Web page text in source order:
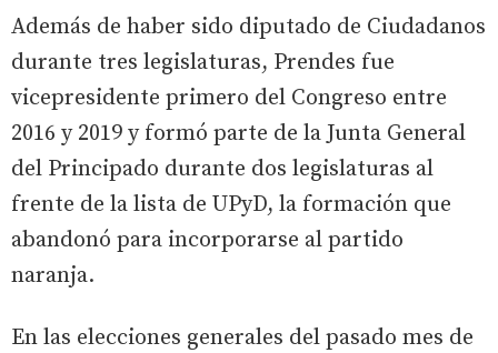
Además de haber sido diputado de Ciudadanos
durante tres legislaturas, Prendes fue
vicepresidente primero del Congreso entre
2016 y 2019 y formó parte de la Junta General
del Principado durante dos legislaturas al
frente de la lista de UPyD, la formación que
abandonó para incorporarse al partido
naranja.
En las elecciones generales del pasado mes de